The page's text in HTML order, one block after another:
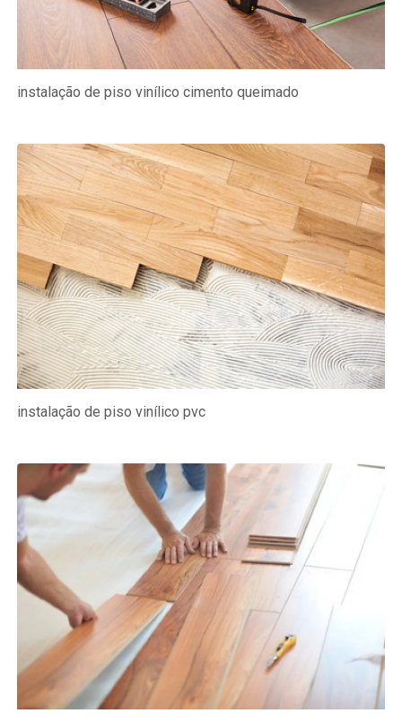
instalação de piso vinílico cimento queimado
instalação de piso vinílico pvc